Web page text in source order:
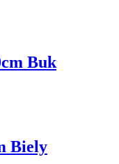
Buk
Biely